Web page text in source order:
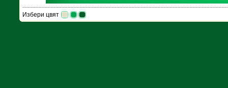
Избери цвят